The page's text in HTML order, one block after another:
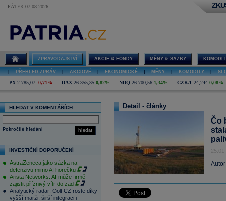
PÁTEK 07.08.2026
ZPRAVODAJSTVÍ AKCIE & FONDY MĚNY & SAZBY
PŘEHLED ZPRÁV AKCIOVÉ EKONOMICKÉ MĚNY KOMODITY
PX 2 785,07 -0,71% DAX 26 355,35 0,82% NDQ 26 700,56 1,34% CZK/€ 24,244 0,08%
HLEDAT V KOMENTÁŘÍCH
hledat
Pokročilé hledání
INVESTIČNÍ DOPORUČENÍ
AstraZeneca jako sázka na
defenzivu mimo AI horečku
Arista Networks: AI může firmě
zajistit příznivý vítr do zad
Analytický radar: Colt CZ roste díky
vyšší marži, širší integraci i
Detail - články
Čo